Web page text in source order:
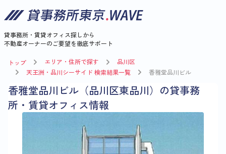
貸事務所・賃貸オフィス探しから
不動産オーナーのご要望を徹底サポート
トップ エリア・住所で探す
品川区
天王洲・品川シーサイド 検索結果一覧
香雅堂品川ビル
香雅堂品川ビル（品川区東品川）の貸事務
所・賃貸オフィス情報